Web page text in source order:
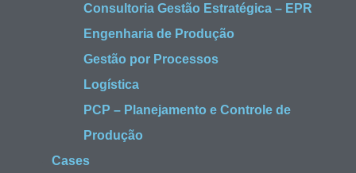
Consultoria Gestão Estratégica – EPR
Engenharia de Produção
Gestão por Processos
Logística
PCP – Planejamento e Controle de
Produção
Cases